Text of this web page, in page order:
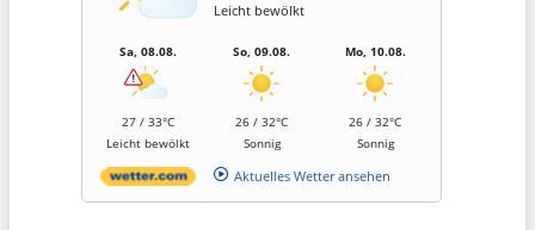
Leicht bewölkt
Sa, 08.08.
27 / 33°C
Leicht bewölkt
So, 09.08.
26 / 32°C
Sonnig
Mo, 10.08.
26 / 32°C
Sonnig
Aktuelles Wetter ansehen